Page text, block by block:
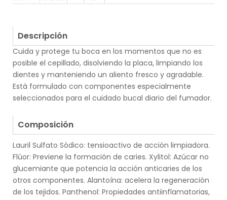
Descripción
Cuida y protege tu boca en los momentos que no es
posible el cepillado, disolviendo la placa, limpiando los
dientes y manteniendo un aliento fresco y agradable.
Está formulado con componentes especialmente
seleccionados para el cuidado bucal diario del fumador.
Composición
Lauril Sulfato Sódico: tensioactivo de acción limpiadora.
Flúor: Previene la formación de caries. Xylitol: Azúcar no
glucemiante que potencia la acción anticaries de los
otros componentes. Alantoína: acelera la regeneración
de los tejidos. Panthenol: Propiedades antiinflamatorias,